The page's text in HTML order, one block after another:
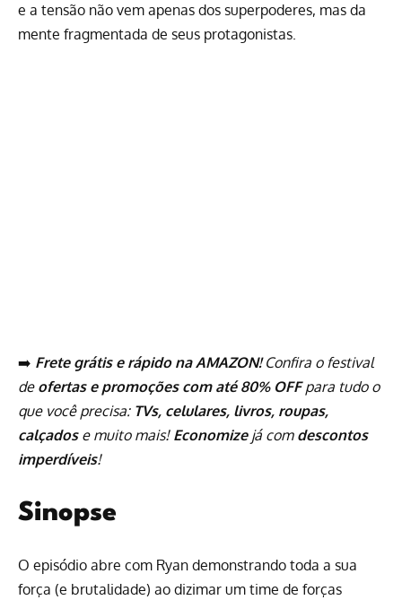
e a tensão não vem apenas dos superpoderes, mas da
mente fragmentada de seus protagonistas.
➡️ Frete grátis e rápido na AMAZON!Confira o festival
de ofertas e promoções com até 80% OFFpara tudo o
que você precisa: TVs, celulares, livros, roupas,
calçadose muito mais! Economizejá com descontos
imperdíveis!
Sinopse
O episódio abre com Ryan demonstrando toda a sua
força (e brutalidade) ao dizimar um time de forças